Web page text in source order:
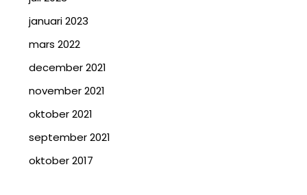
januari 2023
mars 2022
december 2021
november 2021
oktober 2021
september 2021
oktober 2017